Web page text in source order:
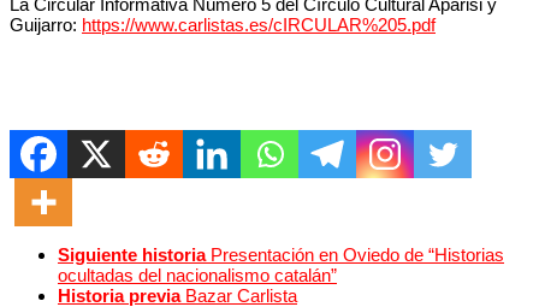
Guijarro: https://www.carlistas.es/cIRCULAR%205.pdf
Siguiente historia Presentación en Oviedo de “Historias
ocultadas del nacionalismo catalán”
Historia previa Bazar Carlista